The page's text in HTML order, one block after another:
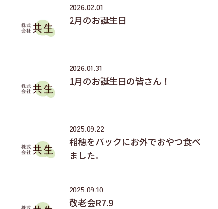
2026.02.01
2月のお誕生日
2026.01.31
1月のお誕生日の皆さん！
2025.09.22
稲穂をバックにお外でおやつ食べ
ました。
2025.09.10
敬老会R7.9